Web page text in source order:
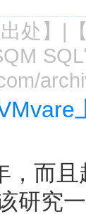
出处 】|
，而
研究